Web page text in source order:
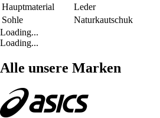
Hauptmaterial
Leder
Sohle
Naturkautschuk
Loading...
Loading...
Alle unsere Marken